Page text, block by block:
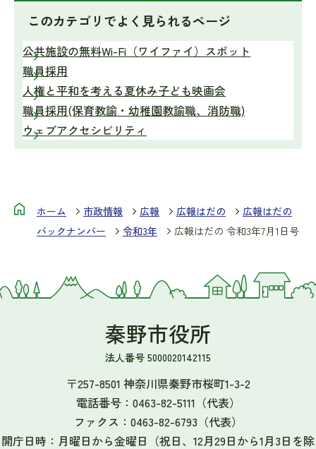
このカテゴリでよく見られるページ
公共施設の無料Wi-Fi（ワイファイ）スポット
職員採用
人権と平和を考える夏休み子ども映画会
職員採用(保育教諭・幼稚園教諭職、消防職)
ウェブアクセシビリティ
ホーム 市政情報 広報 広報はだの
広報はだの
バックナンバー
令和3年 広報はだの 令和3年7月1日号
秦野市役所
法人番号 5000020142115
〒257-8501 神奈川県秦野市桜町1-3-2
電話番号： 0463-82-5111 （代表）
ファクス： 0463-82-6793 （代表）
開庁日時：月曜日から金曜日（祝日、12月29日から1月3日を除